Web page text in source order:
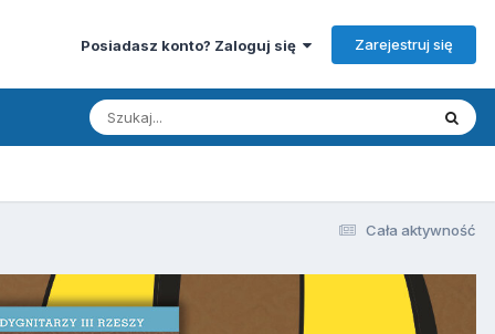
Posiadasz konto? Zaloguj się Zarejestruj się
Cała aktywność